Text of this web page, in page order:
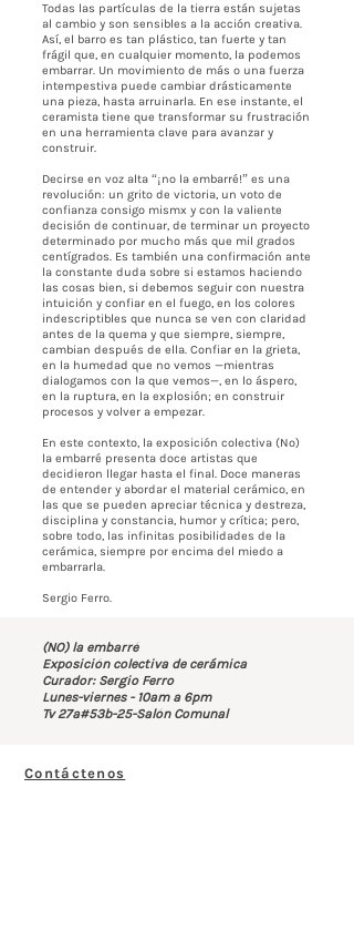
Todas las partículas de la tierra están sujetas
al cambio y son sensibles a la acción creativa.
Así, el barro es tan plástico, tan fuerte y tan
frágil que, en cualquier momento, la podemos
embarrar. Un movimiento de más o una fuerza
intempestiva puede cambiar drásticamente
una pieza, hasta arruinarla. En ese instante, el
ceramista tiene que transformar su frustración
en una herramienta clave para avanzar y
construir.
Decirse en voz alta “¡no la embarré!” es una
revolución: un grito de victoria, un voto de
confianza consigo mismx y con la valiente
decisión de continuar, de terminar un proyecto
determinado por mucho más que mil grados
centígrados. Es también una confirmación ante
la constante duda sobre si estamos haciendo
las cosas bien, si debemos seguir con nuestra
intuición y confiar en el fuego, en los colores
indescriptibles que nunca se ven con claridad
antes de la quema y que siempre, siempre,
cambian después de ella. Confiar en la grieta,
en la humedad que no vemos —mientras
dialogamos con la que vemos—, en lo áspero,
en la ruptura, en la explosión; en construir
procesos y volver a empezar.
En este contexto, la exposición colectiva (No)
la embarré presenta doce artistas que
decidieron llegar hasta el final. Doce maneras
de entender y abordar el material cerámico, en
las que se pueden apreciar técnica y destreza,
disciplina y constancia, humor y crítica; pero,
sobre todo, las infinitas posibilidades de la
cerámica, siempre por encima del miedo a
embarrarla.
Sergio Ferro.
(NO) la embarré
Exposición colectiva de cerámica
Curador: Sergio Ferro
Lunes-viernes - 10am a 6pm
Tv 27a#53b-25-Salón Comunal
Contáctenos